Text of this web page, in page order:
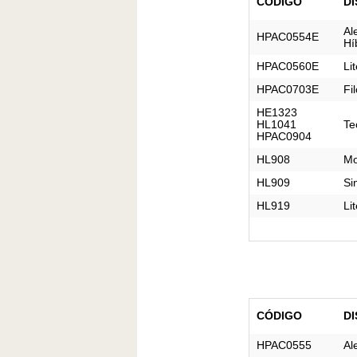
HPAC0554E
HPAC0560E
HPAC0703E
HE1323
HL1041
HPAC0904
HL908
HL909
HL919
CÓDIGO
HPAC0555